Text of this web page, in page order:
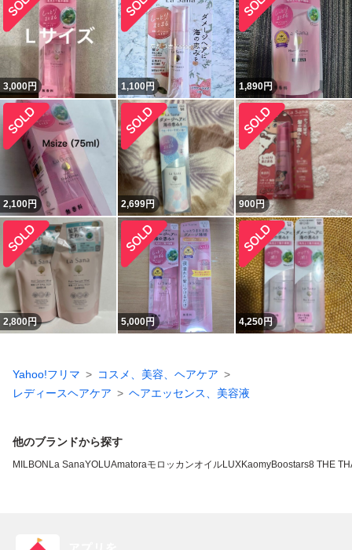
3,000円 1,100円 1,890円
2,100円 2,699円 900円
2,800円 5,000円 4,250円
Yahoo!フリマ
コスメ、美容、ヘアケア
レディースヘアケア
ヘアエッセンス、美容液
他のブランドから探す
MILBON La SanaYOLUAmatoraモロッカンオイルLUXKaomyBoostars8 THE